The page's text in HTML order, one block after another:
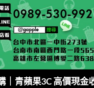
｜青蘋果3C 高價現金